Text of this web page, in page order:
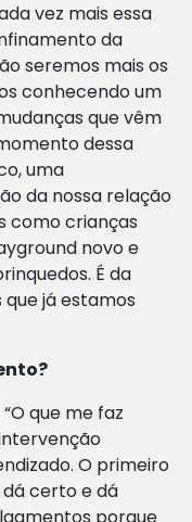
vez mais essa
da
seremos mais os
conhecendo um
que vêm
dessa
uma
da nossa relação
como crianças
novo e
É da
já estamos
que me faz
O primeiro
certo e dá